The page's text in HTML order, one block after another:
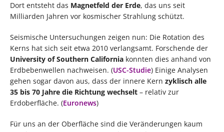
Dort entsteht das Magnetfeld der Erde, das uns seit
Milliarden Jahren vor kosmischer Strahlung schützt.
Seismische Untersuchungen zeigen nun: Die Rotation des
Kerns hat sich seit etwa 2010 verlangsamt. Forschende der
University of Southern California konnten dies anhand von
Erdbebenwellen nachweisen. (USC-Studie) Einige Analysen
gehen sogar davon aus, dass der innere Kern zyklisch alle
35 bis 70 Jahre die Richtung wechselt – relativ zur
Erdoberfläche. (Euronews)
Für uns an der Oberfläche sind die Veränderungen kaum